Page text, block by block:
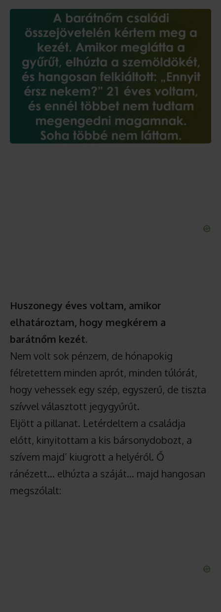
Huszonegy éves voltam, amikor
elhatároztam, hogy megkérem a
barátnőm kezét.
Nem volt sok pénzem, de hónapokig
félretettem minden aprót, minden túlórát,
hogy vehessek egy szép, egyszerű, de tiszta
szívvel választott jegygyűrűt.
Eljött a pillanat. Letérdeltem a családja
előtt, kinyitottam a kis bársonydobozt, a
szívem majd’ kiugrott a helyéről. Ő
ránézett… elhúzta a száját… majd hangosan
megszólalt: